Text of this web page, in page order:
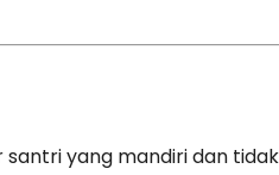
yang mandiri dan tidak